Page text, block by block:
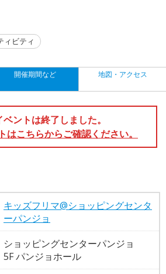
ィビティ
開催期間など 地図・アクセス
ントは終了しました。
はこちらからご確認ください。
キッズフリマ@ショッピングセンタ
ーパンジョ
ショッピングセンターパンジョ
5F パンジョホール